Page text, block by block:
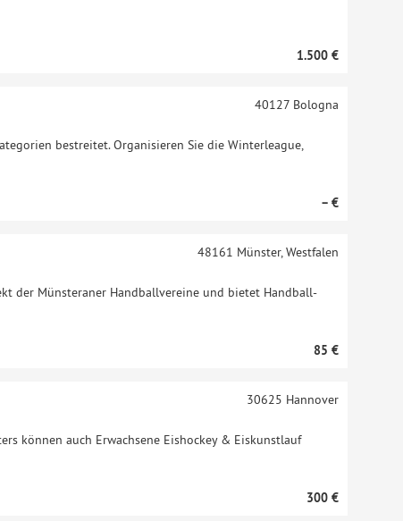
1.500 €
bestreitet. Organisieren Sie die Winterleague,
40127Bologna
– €
der Münsteraner Handballvereine und bietet Handball-
48161 Münster, Westfalen
85 €
können auch Erwachsene Eishockey & Eiskunstlauf
30625 Hannover
300 €